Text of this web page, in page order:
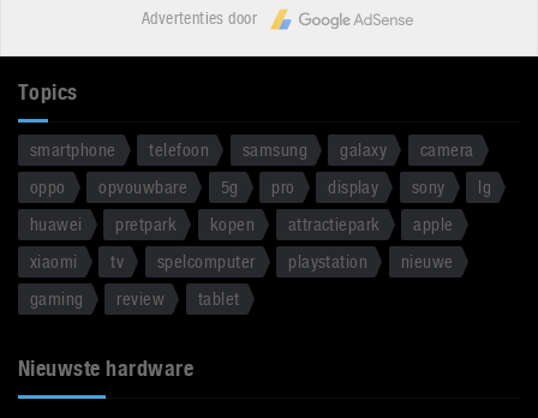
Advertenties door
Topics
smartphone telefoon samsung galaxy
camera
oppo
opvouwbare 5g pro display sony
lg
huawei
pretpark kopen attractiepark
apple
xiaomi
tv spelcomputer playstation
nieuwe
gaming
review tablet
Nieuwste hardware